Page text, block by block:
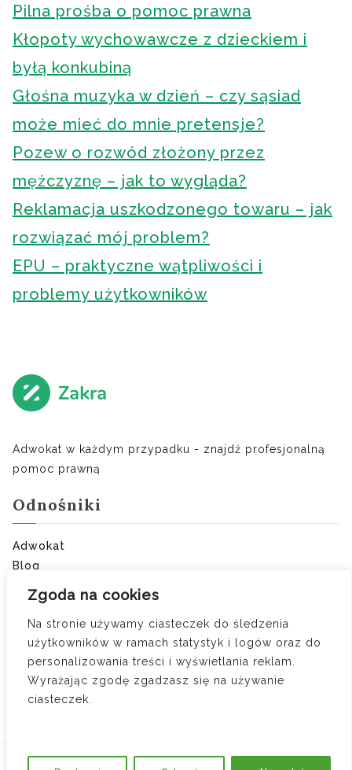
Zgoda na cookies
Na stronie używamy ciasteczek do śledzenia
użytkowników w ramach statystyk i logów oraz do
personalizowania treści i wyświetlania reklam.
Wyrażając zgodę zgadzasz się na używanie
ciasteczek.
Pilna prośba o pomoc prawna
Kłopoty wychowawcze z dzieckiem i
byłą konkubiną
Głośna muzyka w dzień – czy sąsiad
może mieć do mnie pretensje?
Pozew o rozwód złożony przez
mężczyznę – jak to wygląda?
Reklamacja uszkodzonego towaru – jak
rozwiązać mój problem?
EPU – praktyczne wątpliwości i
problemy użytkowników
Adwokat w każdym przypadku - znajdź profesjonalną
pomoc prawną
Odnośniki
Adwokat
Blog
Ostatnie porady:
Separacja zamiast rozwodu – kiedy jest lepszym
rozwiązaniem dla małżonków?
Umowa o zakazie konkurencji — kiedy obowiązuje i
ile wynosi odszkodowanie
Czy zdrada to jedyny powód do orzeczenia
Copyright © 2026Adwokat w każdym przypadku.